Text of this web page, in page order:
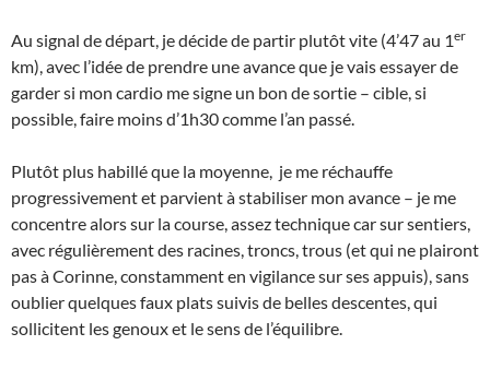
Au signal de départ, je décide de partir plutôt vite (4’47 au 1er
km), avec l’idée de prendre une avance que je vais essayer de
garder si mon cardio me signe un bon de sortie – cible, si
possible, faire moins d’1h30 comme l’an passé.
Plutôt plus habillé que la moyenne, je me réchauffe
progressivement et parvient à stabiliser mon avance – je me
concentre alors sur la course, assez technique car sur sentiers,
avec régulièrement des racines, troncs, trous (et qui ne plairont
pas à Corinne, constamment en vigilance sur ses appuis), sans
oublier quelques faux plats suivis de belles descentes, qui
sollicitent les genoux et le sens de l’équilibre.